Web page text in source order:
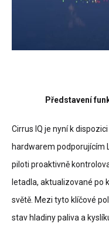
Představení
Cirrus IQ je nyní k
hardwarem podporujícím
piloti proaktivně
letadla, aktualizované po
světě. Mezi tyto klíčové
stav hladiny paliva a